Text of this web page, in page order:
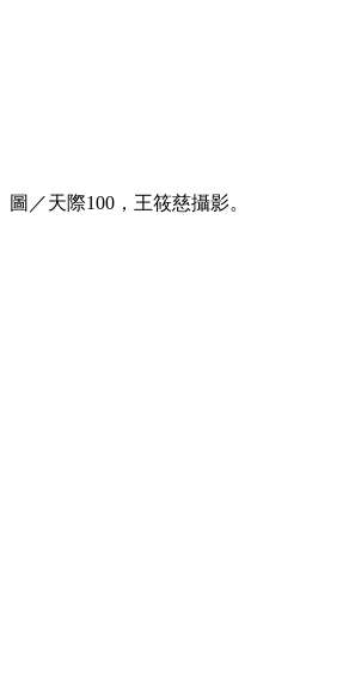
圖／天際100，王筱慈攝影。